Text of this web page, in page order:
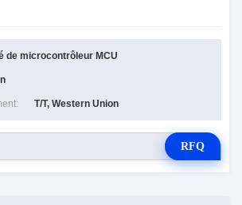
de microcontrôleur MCU
T/T, Western Union
RFQ